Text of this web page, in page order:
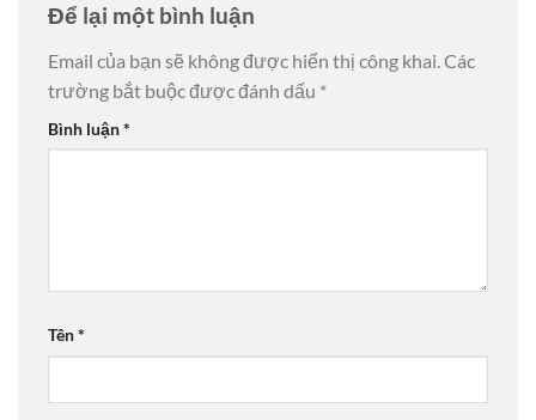
Để lại một bình luận
Email của bạn sẽ không được hiển thị công khai. Các
trường bắt buộc được đánh dấu *
Bình luận*
Tên*